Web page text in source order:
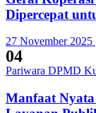
Dipercepat
27 November 2025
04
Pariwara DPMD
Manfaat